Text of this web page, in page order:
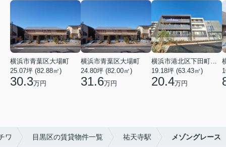
横浜市青葉区大場町
25.07坪 (82.88㎡)
30.3万円
横浜市青葉区大場町
24.80坪 (82.00㎡)
31.6万円
19.18坪 (63.43㎡)
20.4万円
ワ 目黒区の賃貸物件一覧 祐天寺駅 メゾングレース